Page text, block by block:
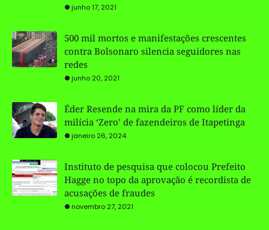
junho 17, 2021
500 mil mortos e manifestações crescentes
contra Bolsonaro silencia seguidores nas
redes
junho 20, 2021
Éder Resende na mira da PF como líder da
milícia ‘Zero’ de fazendeiros de Itapetinga
janeiro 26, 2024
Instituto de pesquisa que colocou Prefeito
Hagge no topo da aprovação é recordista de
acusações de fraudes
novembro 27, 2021